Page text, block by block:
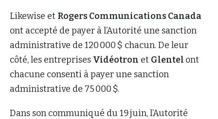
Likewise et Rogers Communications Canada
ont accepté de payer à l’Autorité une sanction
administrative de 120 000 $ chacun. De leur
côté, les entreprises Vidéotron et Glentel ont
chacune consenti à payer une sanction
administrative de 75 000 $.
Dans son communiqué du 19 juin, l’Autorité